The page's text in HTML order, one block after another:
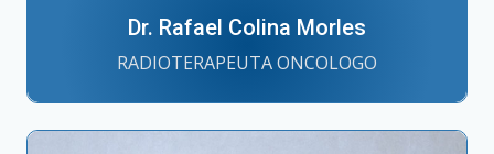
Dr. Rafael Colina Morles
RADIOTERAPEUTA ONCOLOGO